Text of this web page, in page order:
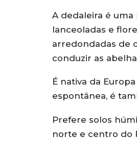
A dedaleira é
lanceoladas e
arredondadas de
conduzir as
É nativa da
espontânea, é
Prefere solos
norte e centro do